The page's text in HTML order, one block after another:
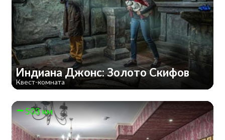
Индиана Джонс: Золото Скифов
Квест-комната
503 км